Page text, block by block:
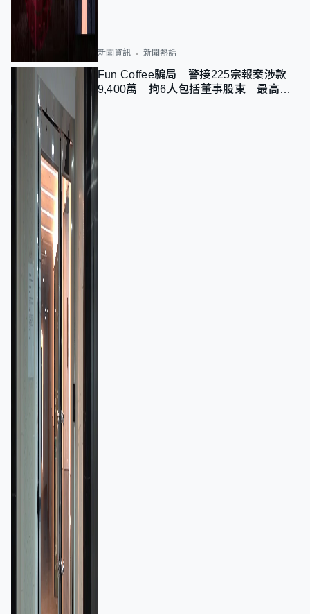
新聞資訊 新聞熱話
Fun Coffee騙局｜警接225宗報案涉款
9,400萬 拘6人包括董事股東 最高金